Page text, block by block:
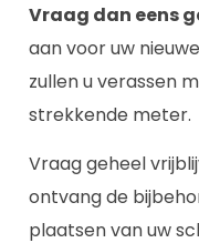
Vraag dan eens
aan voor uw
zullen u verassen
strekkende meter.
Vraag geheel
ontvang de
plaatsen van uw